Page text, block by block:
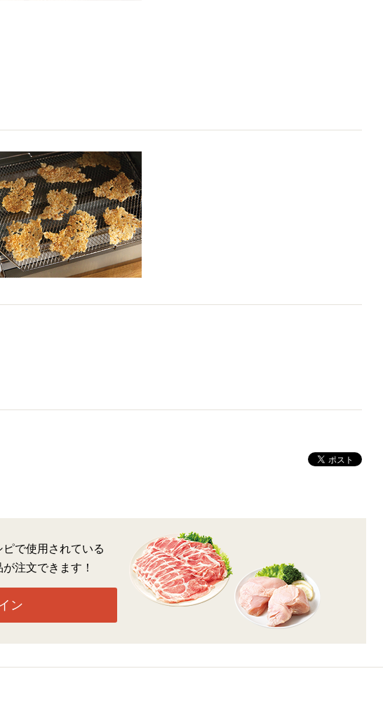
で使用されている
注文できます！
ン